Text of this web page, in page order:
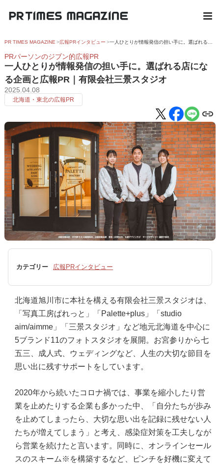
PR TIMES MAGAZINE 広報PRインタビュー
PRパーソンのジブン的広報PR
一人ひとりが情報発信の担い手に。選ばれる店にな
る企画と広報PR｜有限会社三景スタジオ
2025.04.08
北海道・東北の広報PR
カテゴリー 広報PRインタビュー
北海道旭川市に本社を構える有限会社三景スタジオは、
「写真工房ぱれっと」「Palette+plus」「studio
aim/aimme」「三景スタジオ」など地元北海道を中心に
5ブランド11のフォトスタジオを展開。お宮参りから七
五三、成人式、ウェディングなど、人生の大切な節目を
思い出に残すサポートをしています。
2020年から続いたコロナ禍では、事業を縮小したり営
業を止めたりする企業も多かった中、「自分たちが歩み
を止めてしまったら、大切な思い出を記録に残せない人
たちが増えてしまう」と考え、感染症対策を工夫しなが
ら営業を続けたと言います。同時に、オンラインセール
スのスキーム※を構築するなど、ピンチを好機に変えて